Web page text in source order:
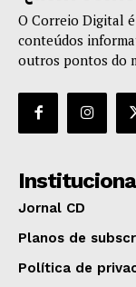
O Correio Digital
conteúdos
outros pontos do
Jornal CD
Planos de
Política de